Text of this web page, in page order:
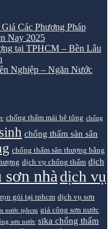
Các Phương Pháp
Nay 2025
tại TPHCM – Bền Lâu
Nghiệp – Ngăn Nước
chống thấm mái bê tông chống
chống thấm sàn sân
chống thấm sân thượng bằng
dịch vụ chống thấm dịch
sơn nhàdịch vụ
gói tại tphcm dịch vụ sơn
nước tphcm giá công sơn nước
sơn nước sika chống thấm